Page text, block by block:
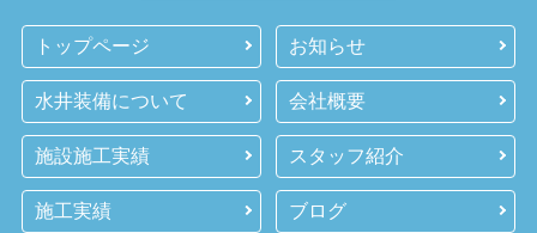
トップページ お知らせ
水井装備について 会社概要
施設施工実績 スタッフ紹介
施工実績 ブログ